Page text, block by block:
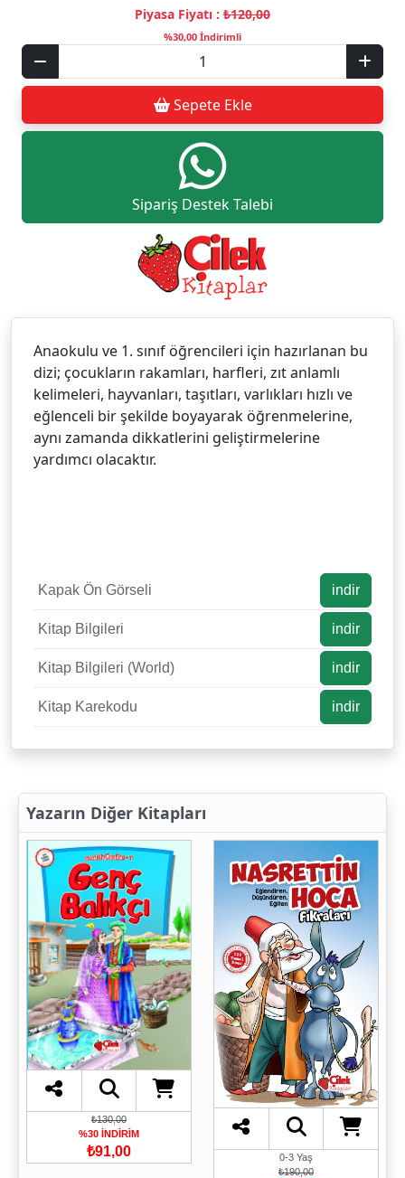
Piyasa Fiyatı : ₺120,00
%30,00 İndirimli
Sepete Ekle
Sipariş Destek Talebi
Anaokulu ve 1. sınıf öğrencileri için hazırlanan bu
dizi; çocukların rakamları, harfleri, zıt anlamlı
kelimeleri, hayvanları, taşıtları, varlıkları hızlı ve
eğlenceli bir şekilde boyayarak öğrenmelerine,
aynı zamanda dikkatlerini geliştirmelerine
yardımcı olacaktır.
Kapak Ön Görseli indir
Kitap Bilgileri indir
Kitap Bilgileri (World) indir
Kitap Karekodu indir
Yazarın Diğer Kitapları
₺130,00
%30 İNDİRİM
₺91,00
0-3 Yaş
₺190,00